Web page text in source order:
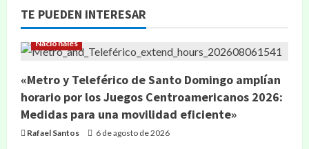
TE PUEDEN INTERESAR
Nacionales
«Metro y Teleférico de Santo Domingo amplían
horario por los Juegos Centroamericanos 2026:
Medidas para una movilidad eficiente»
Rafael Santos 6 de agosto de 2026